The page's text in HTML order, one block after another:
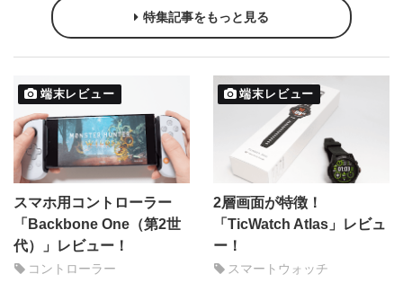
特集記事をもっと見る
端末レビュー
スマホ用コントローラー
「Backbone One（第2世
代）」レビュー！
コントローラー
端末レビュー
2層画面が特徴！
「TicWatch Atlas」レビュ
ー！
スマートウォッチ